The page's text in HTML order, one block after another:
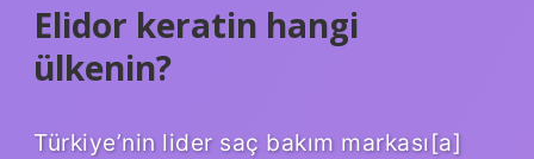
Elidor keratin hangi
ülkenin?
Türkiye’nin lider saç bakım markası[a]